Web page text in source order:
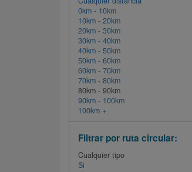
0km - 10km
10km - 20km
20km - 30km
30km - 40km
40km - 50km
50km - 60km
60km - 70km
70km - 80km
80km - 90km
90km - 100km
100km +
Filtrar por ruta circular:
Cualquier tipo
Si